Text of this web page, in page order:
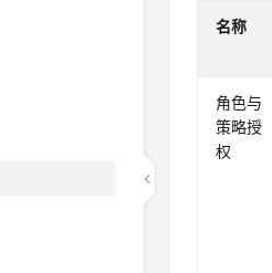
名称
角色与
策略授
权